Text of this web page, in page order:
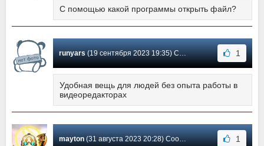
С помощью какой программы открыть файл?
runyars(19 сентября 2023 19:35) Сообщение #565 1
Удобная вещь для людей без опыта работы в
видеоредакторах
mayton(31 августа 2023 20:28) Сообщение #564 1